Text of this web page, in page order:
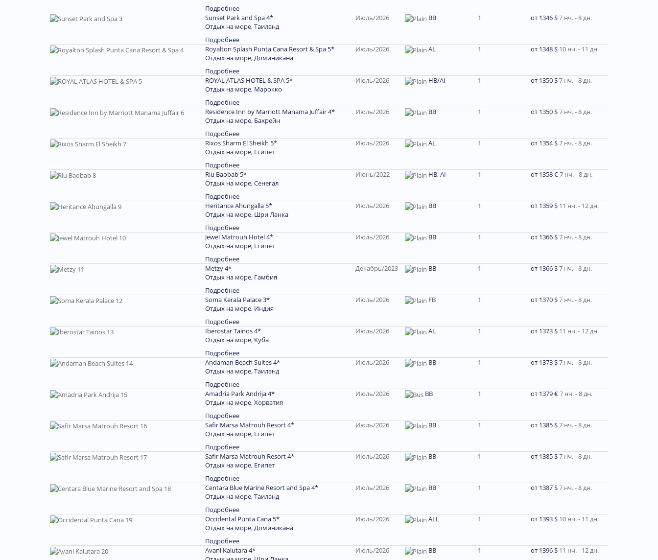
Подробнее
Sunset Park and Spa 4*
Отдых на море, Таиланд
Подробнее
Июль/2026 ВВ 1 от 1346 $7 нч. - 8 дн.
Royalton Splash Punta Cana Resort & Spa 5*
Отдых на море, Доминиканa
Подробнее
Июль/2026 AL 1 от 1348 $ 10 нч. - 11 дн.
ROYAL ATLAS HOTEL & SPA 5*
Отдых на море, Марокко
Подробнее
Июль/2026 НВ/AI 1 от 1350 $7 нч. - 8 дн.
Residence Inn by Marriott Manama Juffair 4*
Отдых на море, Бахрейн
Подробнее
Июль/2026 BB 1 от 1350 $7 нч. - 8 дн.
Rixos Sharm El Sheikh 5*
Отдых на море, Египет
Подробнее
Июль/2026 АL 1 от 1354 $7 нч. - 8 дн.
Riu Baobab 5*
Отдых на море, Сенегал
Подробнее
Июнь/2022 HB, AI 1 от 1358 €7 нч. - 8 дн.
Heritance Ahungalla 5*
Отдых на море, Шри Ланка
Подробнее
Июль/2026 ВВ 1 от 1359 $ 11 нч. - 12 дн.
Jewel Matrouh Hotel 4*
Отдых на море, Египет
Подробнее
Июль/2026 ВВ 1 от 1366 $7 нч. - 8 дн.
Metzy 4*
Отдых на море, Гамбия
Подробнее
Декабрь/2023 BB 1 от 1366 $7 нч. - 8 дн.
Soma Kerala Palace 3*
Отдых на море, Индия
Подробнее
Июль/2026 FB 1 от 1370 $7 нч. - 8 дн.
Iberostar Tainos 4*
Отдых на море, Куба
Подробнее
Июль/2026 AL 1 от 1373 $ 11 нч. - 12 дн.
Andaman Beach Suites 4*
Отдых на море, Таиланд
Подробнее
Июль/2026 ВВ 1 от 1373 $7 нч. - 8 дн.
Amadria Park Andrija 4*
Отдых на море, Хорватия
Подробнее
Июль/2026 ВВ 1 от 1379 €7 нч. - 8 дн.
Safir Marsa Matrouh Resort 4*
Отдых на море, Египет
Подробнее
Июль/2026 ВВ 1 от 1385 $7 нч. - 8 дн.
Safir Marsa Matrouh Resort 4*
Отдых на море, Египет
Подробнее
Июль/2026 ВВ 1 от 1385 $7 нч. - 8 дн.
Centara Blue Marine Resort and Spa 4*
Отдых на море, Таиланд
Подробнее
Июль/2026 ВВ 1 от 1387 $7 нч. - 8 дн.
Occidental Punta Cana 5*
Отдых на море, Доминиканa
Подробнее
Июль/2026 ALL 1 от 1393 $ 10 нч. - 11 дн.
Avani Kalutara 4*
Июль/2026 ВВ 1 от 1396 $ 11 нч. - 12 дн.